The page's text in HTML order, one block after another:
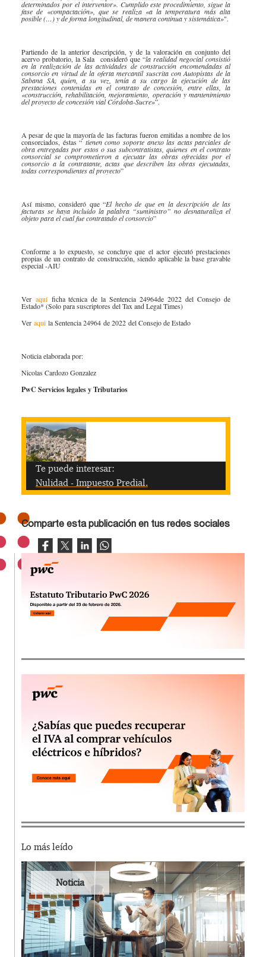
determinados por el interventor». Cumplido este procedimiento, sigue la
fase de «compactación», que se realiza «a la temperatura más alta
posible (…) y de forma longitudinal, de manera continua y sistemática»".
Partiendo de la anterior descripción, y de la valoración en conjunto del
acervo probatorio, la Sala consideró que “la realidad negocial consistió
en la realización de las actividades de construcción encomendadas al
consorcio en virtud de la oferta mercantil suscrita con Autopistas de la
Sabana SA, quien, a su vez, tenía a su cargo la ejecución de las
prestaciones contenidas en el contrato de concesión, entre ellas, la
«construcción, rehabilitación, mejoramiento, operación y mantenimiento
del proyecto de concesión vial Córdoba-Sucre»”.
A pesar de que la mayoría de las facturas fueron emitidas a nombre de los
consorciados, éstas “tienen como soporte anexo las actas parciales de
obra entregadas por estos o sus subcontratistas, quienes en el contrato
consorcial se comprometieron a ejecutar las obras ofrecidas por el
consorcio a la contratante, actas que describen las obras ejecutadas,
todas correspondientes al proyecto”
Así mismo, consideró que “El hecho de que en la descripción de las
facturas se haya incluido la palabra “suministro” no desnaturaliza el
objeto para el cual fue contratado el consorcio”
Conforme a lo expuesto, se concluye que el actor ejecutó prestaciones
propias de un contrato de construcción, siendo aplicable la base gravable
especial -AIU
Ver aquí ficha técnica de la Sentencia 24964de 2022 del Consejo de
Estado* (Solo para suscriptores del Tax and Legal Times)
Ver aqui la Sentencia 24964 de 2022 del Consejo de Estado
Noticia elaborada por:
Nicolas Cardozo Gonzalez
PwC Servicios legales y Tributarios
Te puede interesar:
Nulidad - Impuesto Predial.
Comparte esta publicación en tus redes sociales
Lo más leído
Noticia